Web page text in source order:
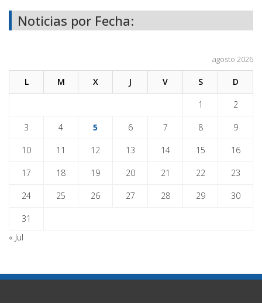
Noticias por Fecha:
agosto 2026
L M X J V S D
1 2
3 4 5 6 7 8 9
10 11 12 13 14 15 16
17 18 19 20 21 22 23
24 25 26 27 28 29 30
31
« Jul